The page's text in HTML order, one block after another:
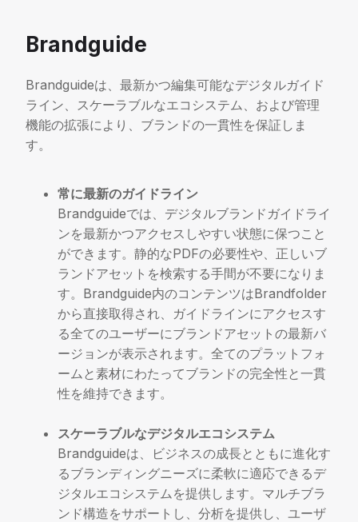
Brandguide
Brandguideは、最新かつ編集可能なデジタルガイド
ライン、スケーラブルなエコシステム、および管理
機能の拡張により、ブランドの一貫性を保証しま
す。
常に最新のガイドライン
Brandguideでは、デジタルブランドガイドライ
ンを最新かつアクセスしやすい状態に保つこと
ができます。静的なPDFの必要性や、正しいブ
ランドアセットを検索する手間が不要になりま
す。Brandguide内のコンテンツはBrandfolder
から直接取得され、ガイドラインにアクセスす
る全てのユーザーにブランドアセットの最新バ
ージョンが表示されます。全てのプラットフォ
ームと素材にわたってブランドの完全性と一貫
性を維持できます。
スケーラブルなデジタルエコシステム
Brandguideは、ビジネスの成長とともに進化す
るブランディングニーズに柔軟に適応できるデ
ジタルエコシステムを提供します。マルチブラ
ンド構造をサポートし、分析を提供し、ユーザ